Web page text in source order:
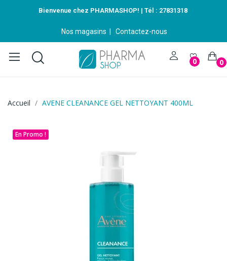
Bienvenue chez PHARMASHOP! | Tél : 27831318
Nos magasins Contactez-nous
0 0
Accueil AVENE CLEANANCE GEL NETTOYANT 400ML
En Promo !